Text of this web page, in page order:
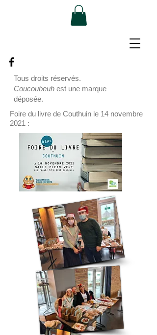
Tous droits réservés.
Coucoubeuh est une marque
déposée.
Foire du livre de Couthuin le 14 novembre
2021 :